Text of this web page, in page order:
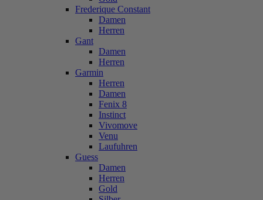
Frederique Constant
Damen
Herren
Gant
Damen
Herren
Garmin
Herren
Damen
Fenix 8
Instinct
Vivomove
Venu
Laufuhren
Guess
Damen
Herren
Gold